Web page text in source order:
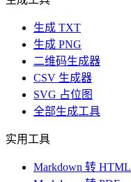
生成 TXT
生成 PNG
二维码生成器
CSV 生成器
SVG 占位图
全部生成工具
实用工具
Markdown 转 HTML